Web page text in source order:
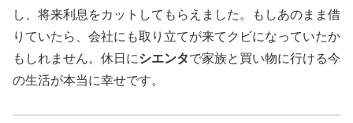
し、将来利息をカットしてもらえました。もしあのまま借
りていたら、会社にも取り立てが来てクビになっていたか
もしれません。休日にシエンタで家族と買い物に行ける今
の生活が本当に幸せです。